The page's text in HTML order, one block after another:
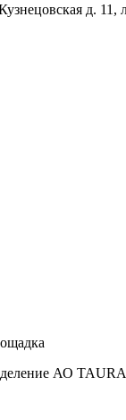
д. 11,
АО